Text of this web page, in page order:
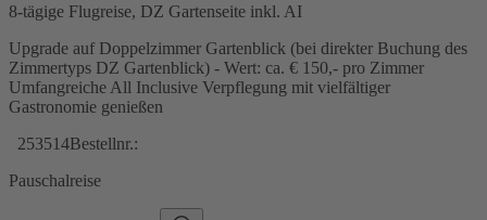
8-tägige Flugreise, DZ Gartenseite inkl. AI
Upgrade auf Doppelzimmer Gartenblick (bei direkter Buchung des
Zimmertyps DZ Gartenblick) - Wert: ca. € 150,- pro Zimmer
Umfangreiche All Inclusive Verpflegung mit vielfältiger
Gastronomie genießen
253514Bestellnr.:
Pauschalreise